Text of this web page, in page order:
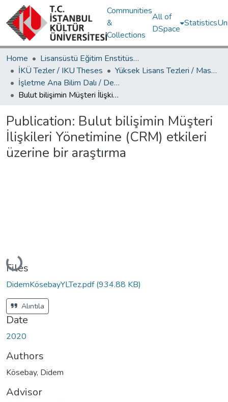
Communities
&
Collections
All of
DSpace
Statistics
Home
Lisansüstü Eğitim Enstitüsü / Postgraduate Education Institute
İKÜ Tezler / IKU Theses
Yüksek Lisans Tezleri / Master's Theses
İşletme Ana Bilim Dalı / Department of Business Administration
Bulut bilişimin Müşteri İlişkileri Yönetimine (CRM) etkileri üzerine bir araştırma
Publication: Bulut bilişimin Müşteri
İlişkileri Yönetimine (CRM) etkileri
üzerine bir araştırma
Loading...
Files
DidemKösebayYLTez.pdf(934.88 KB)
Alıntıla
Date
2020
Authors
Kösebay, Didem
Advisor